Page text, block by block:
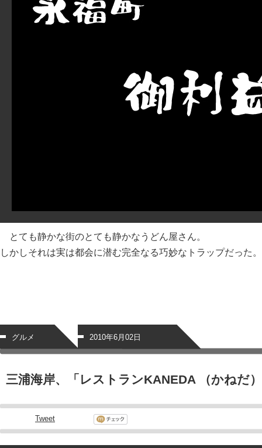
とても静かな街のとても静かなうどん屋さん。
しかしそれは実は都会に潜む完全なる巧妙なトラップだった。
グルメ 2010年6月02日
三浦海岸、「レストランKANEDA （かねだ
Tweet